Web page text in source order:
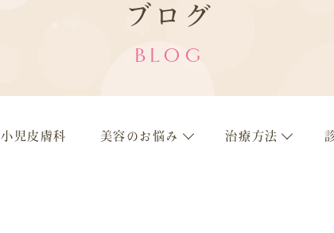
ブログ
BLOG
小児皮膚科 美容のお悩み 治療方法